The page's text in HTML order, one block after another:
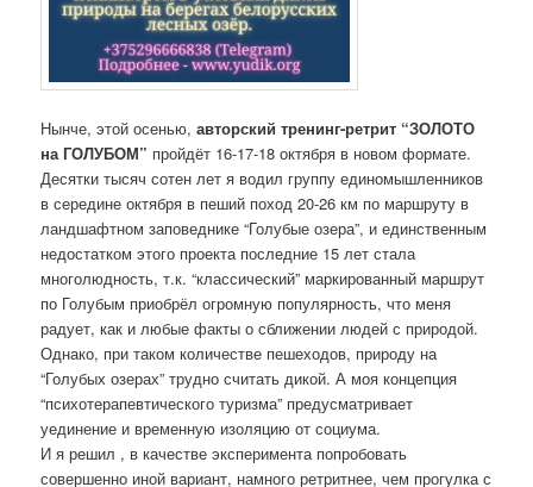
Нынче, этой осенью,авторский тренинг-ретрит “ЗОЛОТО
на ГОЛУБОМ” пройдёт 16-17-18 октября в новом формате.
Десятки тысяч сотен лет я водил группу единомышленников
в середине октября в пеший поход 20-26 км по маршруту в
ландшафтном заповеднике “Голубые озера”, и единственным
недостатком этого проекта последние 15 лет стала
многолюдность, т.к. “классический” маркированный маршрут
по Голубым приобрёл огромную популярность, что меня
радует, как и любые факты о сближении людей с природой.
Однако, при таком количестве пешеходов, природу на
“Голубых озерах” трудно считать дикой. А моя концепция
“психотерапевтического туризма” предусматривает
уединение и временную изоляцию от социума.
И я решил , в качестве эксперимента попробовать
совершенно иной вариант, намного ретритнее, чем прогулка с